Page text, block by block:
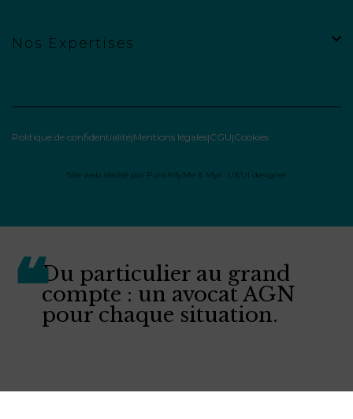
Nos Expertises
Politique de confidentialité Mentions légales CGU Cookies
Site web réalisé par Punchify.Me & Myx : UX/UI designer
Du particulier au grand
compte : un avocat AGN
pour chaque situation.